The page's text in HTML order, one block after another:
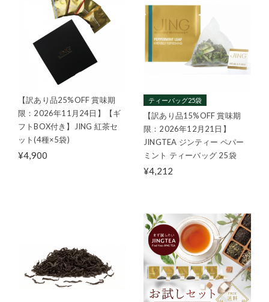
【訳あり品25%OFF 賞味期
限：2026年11月24日】【ギ
フトBOX付き】JING 紅茶セ
ット(4種×5袋)
¥4,900
ティーバッグ25袋
【訳あり品15%OFF 賞味期
限：2026年12月21日】
JINGTEA ジンティー ペパー
ミント ティーバッグ 25袋
¥4,212